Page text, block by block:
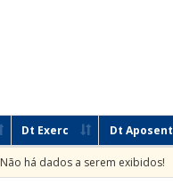
Dt Exerc Dt Aposent
Não há dados a serem exibidos!